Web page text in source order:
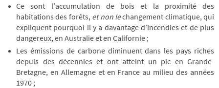
Ce sont l’accumulation de bois et la proximité des
habitations des forêts, et non lechangement climatique, qui
expliquent pourquoi il y a davantage d’incendies et de plus
dangereux, en Australie et en Californie ;
Les émissions de carbone diminuent dans les pays riches
depuis des décennies et ont atteint un pic en Grande-
Bretagne, en Allemagne et en France au milieu des années
1970 ;